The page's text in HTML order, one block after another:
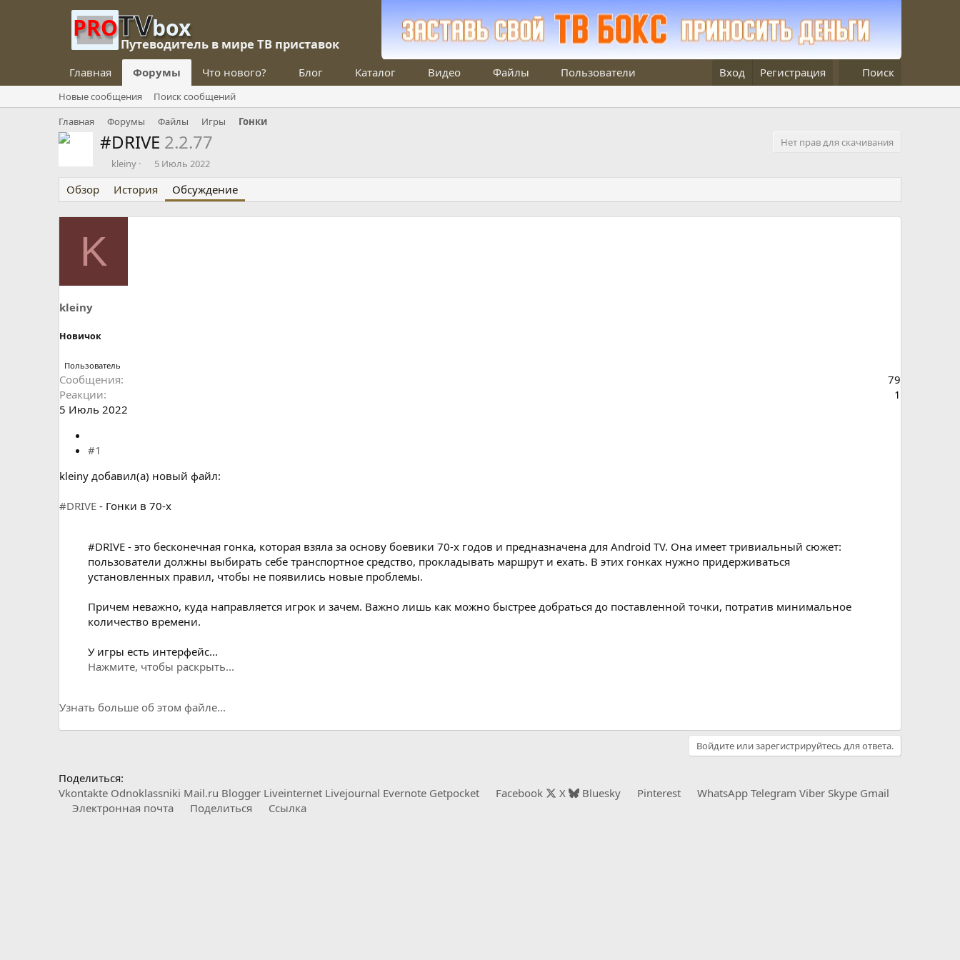
PROTVbox
Путеводитель в мире ТВ приставок
Главная Форумы Что нового? Блог Каталог Видео Файлы Пользователи Вход Регистрация Поиск
Новые сообщения
Поиск сообщений
Главная
Форумы Файлы Игры Гонки
#DRIVE 2.2.77
Нет прав для скачивания
А
т
о
р
kleiny
Д
т
а
н
5 Июль 2022
Обзор История Обсуждение
K
kleiny
Новичок
Пользователь
Сообщения
79
Реакции
1
5 Июль 2022
#1
kleiny добавил(а) новый файл:
#DRIVE - Гонки в 70-х
#DRIVE - это бесконечная гонка, которая взяла за основу боевики 70-х годов и предназначена для Android TV. Она имеет тривиальный сюжет:
пользователи должны выбирать себе транспортное средство, прокладывать маршрут и ехать. В этих гонках нужно придерживаться
установленных правил, чтобы не появились новые проблемы.
Причем неважно, куда направляется игрок и зачем. Важно лишь как можно быстрее добраться до поставленной точки, потратив минимальное
количество времени.
У игры есть интерфейс...
Нажмите, чтобы раскрыть...
Узнать больше об этом файле...
Войдите или зарегистрируйтесь для ответа.
Поделиться:
Vkontakte Odnoklassniki Mail.ru Blogger Liveinternet Livejournal Evernote Getpocket Facebook X Bluesky Pinterest WhatsApp Telegram Viber Skype Gmail
Электронная почта
Поделиться Ссылка